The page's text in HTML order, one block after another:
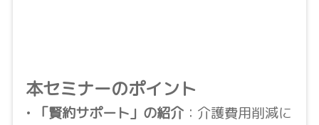
本セミナーのポイント
• 「賢約サポート」の紹介：介護費用削減に